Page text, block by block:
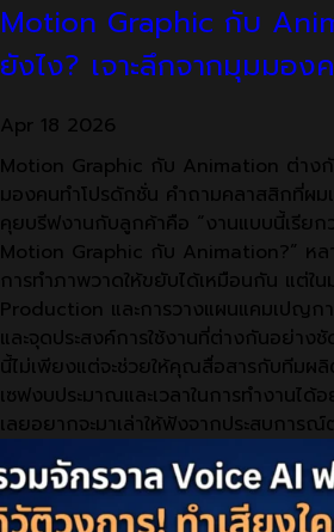
Motion Graphic กับ
ยังไง? เจาะลึกจากมุมมอง
Apr 18 2026
Motion Graphic กับ Animation ต่างกั
มองคนทำโปรดักชั่น คำถามคลาสสิกที่ผม
คุยบรีฟงานกับลูกค้าคือ “งานแบบนี้เรียกว่
Motion Graphic กับ Animation?” หล
การทำภาพวาดให้ขยับได้เหมือนกัน แต่ใ
Production และการวางแผนแคมเปญก
และจุดประสงค์การใช้งานที่ต่างกันอย่างชั
นี้ไม่เพียงแต่จะช่วยให้คุณสื่อสารกับทีมผ
เซฟงบประมาณและเวลาในการทำงานไ
เลยอยากจะมาเล่าให้ฟังจากประสบการณ์